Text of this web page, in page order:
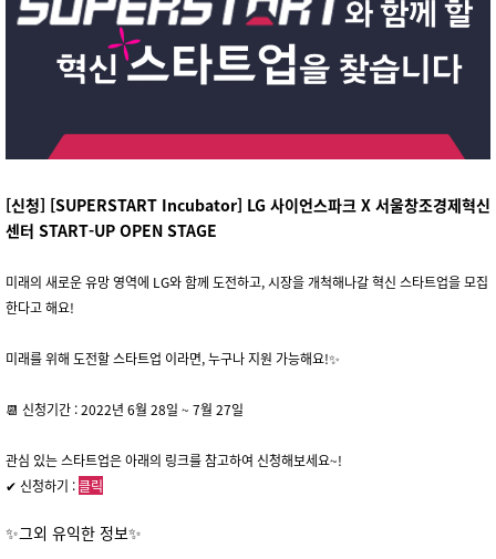
[신청] [SUPERSTART Incubator] LG 사이언스파크 X 서울창조경제혁신
센터 START-UP OPEN STAGE
미래의 새로운 유망 영역에 LG와 함께 도전하고, 시장을 개척해나갈 혁신 스타트업을 모집
한다고 해요!
미래를 위해 도전할 스타트업 이라면, 누구나 지원 가능해요!✨
📆 신청기간 : 2022년 6월 28일 ~ 7월 27일
관심 있는 스타트업은 아래의 링크를 참고하여 신청해보세요~!
✔ 신청하기 :클릭
✨그외 유익한 정보✨